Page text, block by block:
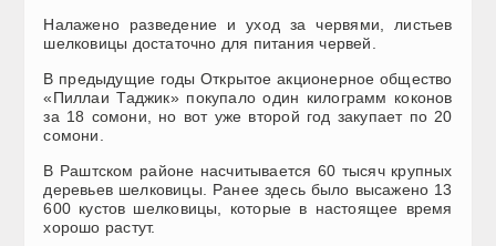
Налажено разведение и уход за червями, листьев
шелковицы достаточно для питания червей.
В предыдущие годы Открытое акционерное общество
«Пиллаи Таджик» покупало один килограмм коконов
за 18 сомони, но вот уже второй год закупает по 20
сомони.
В Раштском районе насчитывается 60 тысяч крупных
деревьев шелковицы. Ранее здесь было высажено 13
600 кустов шелковицы, которые в настоящее время
хорошо растут.